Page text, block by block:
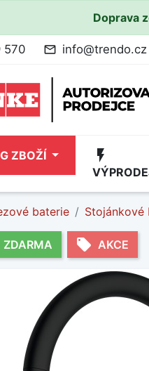
Doprava
570 mail_outline info@trendo.cz
ZBOŽÍ flash_on
baterie Stojánkové
ZDARMA local_offer AKCE